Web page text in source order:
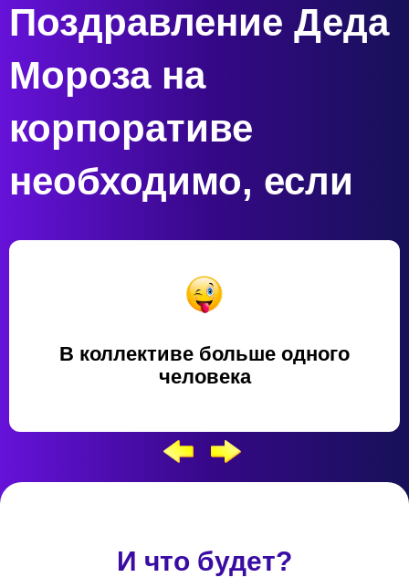
Поздравление Деда
Мороза на
корпоративе
необходимо, если
В коллективе больше одного
человека
И что будет?